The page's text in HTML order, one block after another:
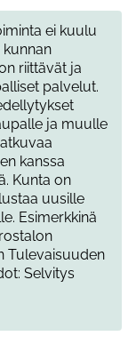
ei kuulu
riittävät ja
palvelut.
ja muulle
kanssa
Kunta on
uusille
Esimerkkinä
Tulevaisuuden
Selvitys